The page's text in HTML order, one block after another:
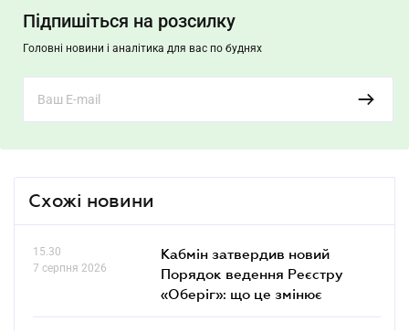
Підпишіться на розсилку
Головні новини і аналітика для вас по буднях
Схожі новини
15.30
7 серпня 2026
Кабмін затвердив новий
Порядок ведення Реєстру
«Оберіг»: що це змінює